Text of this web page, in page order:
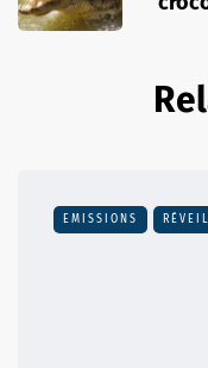
EMISSIONS